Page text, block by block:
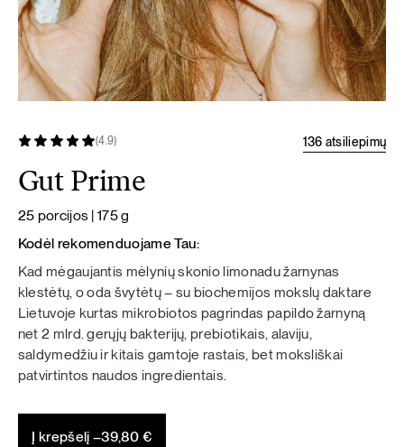
(4.9) 136 atsiliepimų
Gut Prime
25 porcijos | 175 g
Kodėl rekomenduojame Tau:
Kad mėgaujantis mėlynių skonio limonadu žarnynas
klestėtų, o oda švytėtų – su biochemijos mokslų daktare
Lietuvoje kurtas mikrobiotos pagrindas papildo žarnyną
net 2 mlrd. gerųjų bakterijų, prebiotikais, alaviju,
saldymedžiu ir kitais gamtoje rastais, bet moksliškai
patvirtintos naudos ingredientais.
Į krepšelį –39,80€